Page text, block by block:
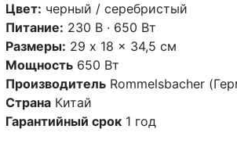
Цвет: черный / серебристый
Питание: 230 В · 650 Вт
Размеры: 29 x 18 x 34,5 см
Мощность 650 Вт
Производитель Rommelsbacher
Страна Китай
Гарантийный срок 1 год